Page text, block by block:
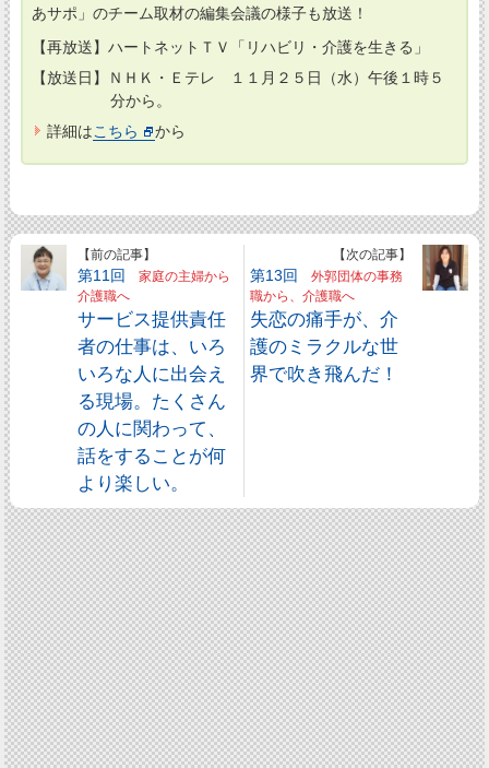
あサポ」のチーム取材の編集会議の様子も放送！
【再放送】ハートネットＴＶ「リハビリ・介護を生きる」
【放送日】ＮＨＫ・Ｅテレ １１月２５日（水）午後１時５
分から。
詳細はこちら から
【前の記事】
第11回
家庭の主婦から
介護職へ
サービス提供責任
者の仕事は、いろ
いろな人に出会え
る現場。たくさん
の人に関わって、
話をすることが何
より楽しい。
【次の記事】
第13回
外郭団体の事務
職から、介護職へ
失恋の痛手が、介
護のミラクルな世
界で吹き飛んだ！